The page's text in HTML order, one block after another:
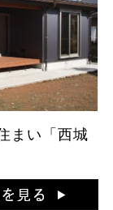
まい「西城